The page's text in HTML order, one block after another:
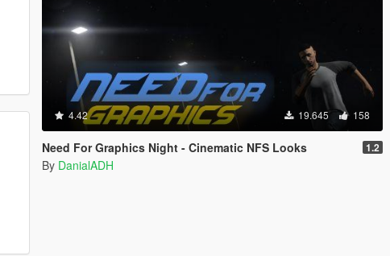
4.42 19.645 158
Need For Graphics Night - Cinematic NFS Looks 1.2
By DanialADH